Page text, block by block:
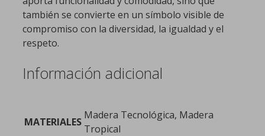
también se convierte en un símbolo visible de
compromiso con la diversidad, la igualdad y el
respeto.
Información adicional
MATERIALES
Madera Tecnológica, Madera
Tropical